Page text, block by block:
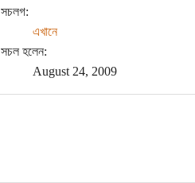
সচলগ:
এখানে
সচল হলেন:
August 24, 2009